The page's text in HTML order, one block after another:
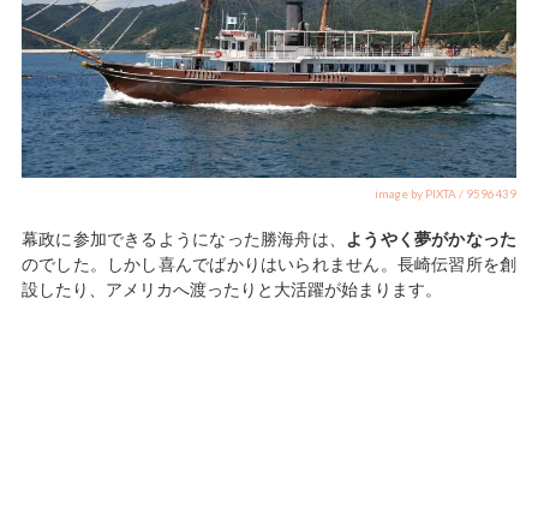
image by PIXTA / 9596439
幕政に参加できるようになった勝海舟は、
ようやく夢がかなった
のでした。しかし喜んでばかりはいられません。長崎伝習所を創
設したり、アメリカへ渡ったりと大活躍が始まります。